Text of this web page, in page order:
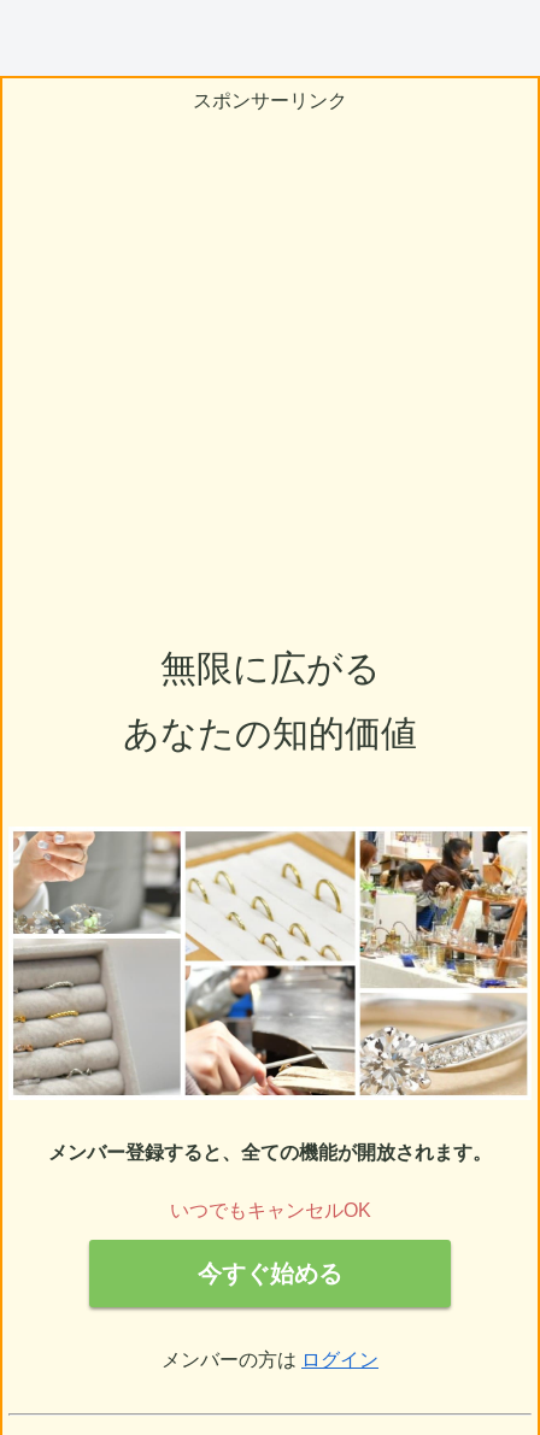
スポンサーリンク
無限に広がる
あなたの知的価値
メンバー登録すると、全ての機能が開放されます。
いつでもキャンセルOK
今すぐ始める
メンバーの方は ログイン